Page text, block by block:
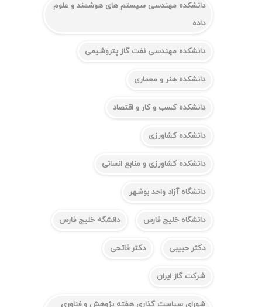
دانشکده مهندسی سیستم های هوشمند و علوم
داده
دانشکده مهندسی نفت گاز پتروشیمی
دانشکده هنر و معماری
دانشکده کسب و کار و اقتصاد
دانشکده کشاورزی
دانشکده کشاورزی و منابع انسانی
دانشگاه آزاد واحد بوشهر
دانشگاه خلیج فارس دانشگه خلیج فارس
دکتر حبیبی دکتر فاتحی
شرکت گاز ایران